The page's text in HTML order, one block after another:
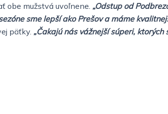
obe mužstvá uvoľnene. „Odstup od
sme lepší ako Prešov a máme
päťky. „Čakajú nás vážnejší súperi,